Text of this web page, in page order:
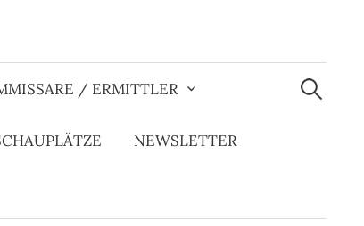
/ ERMITTLER
NEWSLETTER
Suchen
nach: